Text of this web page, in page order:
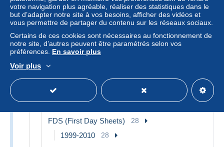
Erinnophilie [E] 5
FDC 107
....-1951 1
1951-1960
1971-1980 37
19
FDS (First Day Sheets) 28
1999-2010 28
votre navigation plus agréable, réaliser des statistiques dans le
but d’adapter notre site à vos besoins, afficher des vidéos et
vous permettre de partager du contenu sur les réseaux sociaux.
Certains de ces cookies sont nécessaires au fonctionnement de
notre site, d’autres peuvent être paramétrés selon vos
préférences. En savoir plus
Voir plus